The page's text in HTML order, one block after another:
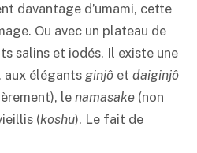
davantage d’umami, cette
Ou avec un plateau de
salins et iodés. Il existe une
aux élégantsginjô et daiginjô
lenamasake (non
(koshu). Le fait de